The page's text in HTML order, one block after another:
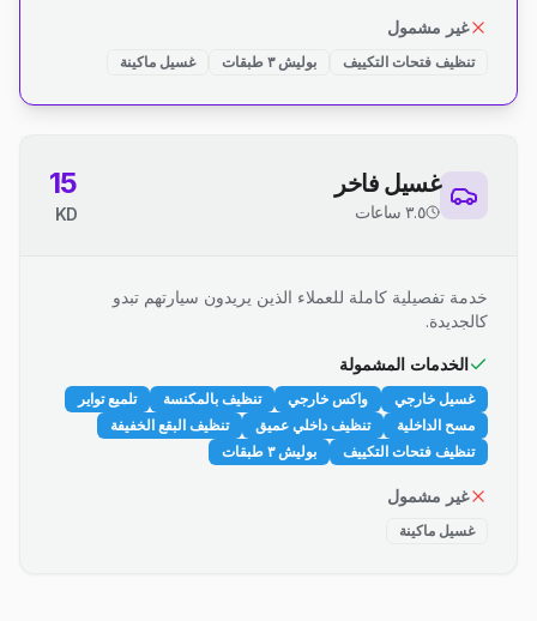
غير مشمول
تنظيف فتحات التكييف بوليش ٣ طبقات غسيل ماكينة
غسيل فاخر
٣.٥ ساعات
15
KD
خدمة تفصيلية كاملة للعملاء الذين يريدون سيارتهم تبدو
كالجديدة.
الخدمات المشمولة
غسيل خارجي واكس خارجي تنظيف بالمكنسة
تلميع تواير
مسح الداخلية
تنظيف داخلي عميق
تنظيف البقع الخفيفة
تنظيف فتحات التكييف
بوليش ٣ طبقات
غير مشمول
غسيل ماكينة